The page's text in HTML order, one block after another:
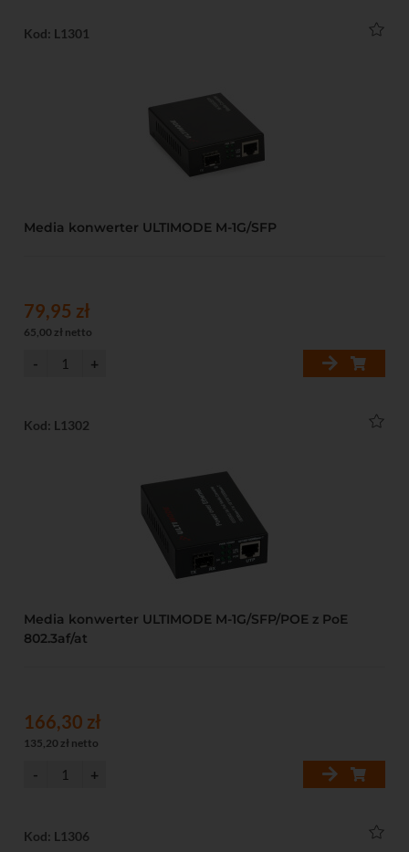
Kod: L1301
Media konwerter ULTIMODE M-1G/SFP
79,95 zł
65,00 zł netto
Kod: L1302
Media konwerter ULTIMODE M-1G/SFP/POE z PoE
802.3af/at
166,30 zł
135,20 zł netto
Kod: L1306